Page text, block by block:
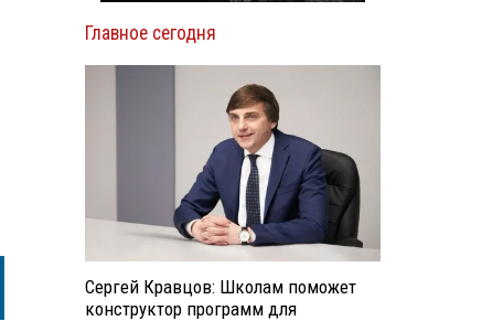
Главное сегодня
Сергей Кравцов: Школам поможет
конструктор программ для